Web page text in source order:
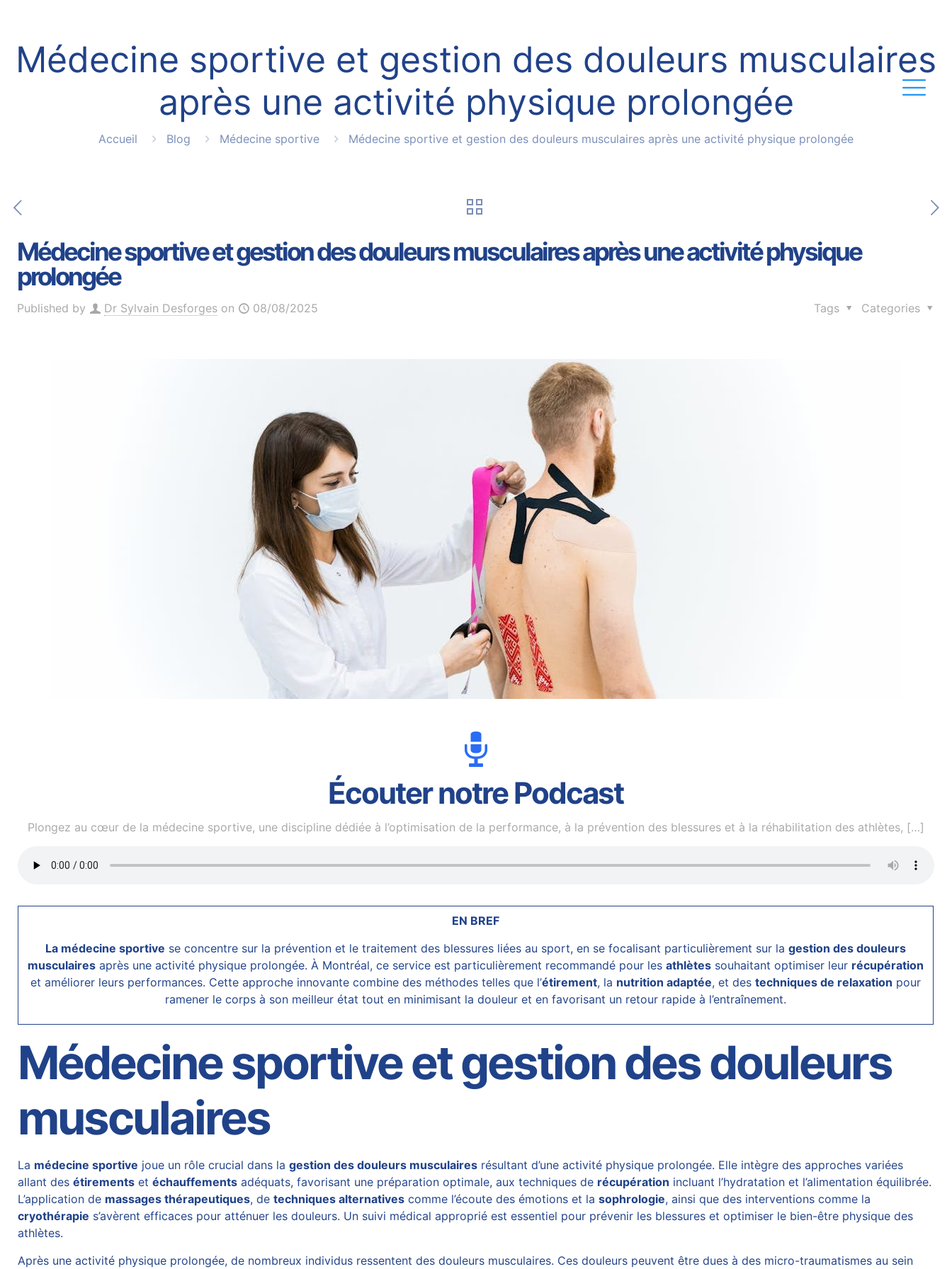
Médecine sportive et gestion des douleurs musculaires
après une activité physique prolongée
Accueil Blog Médecine sportive Médecine sportive et gestion des douleurs musculaires après une activité physique prolongée
Médecine sportive et gestion des douleurs musculaires après une activité physique
prolongée
Published by Dr Sylvain Desforges on 08/08/2025 Categories
Tags
Écouter notre Podcast
Plongez au cœur de la médecine sportive, une discipline dédiée à l’optimisation de la performance, à la prévention des blessures et à la réhabilitation des athlètes, […]
EN BREF
La médecine sportive se concentre sur la prévention et le traitement des blessures liées au sport, en se focalisant particulièrement sur lagestion des douleurs
musculaires après une activité physique prolongée. À Montréal, ce service est particulièrement recommandé pour lesathlètes souhaitant optimiser leur récupération
et améliorer leurs performances. Cette approche innovante combine des méthodes telles que l’étirement, la nutrition adaptée, et destechniques de relaxation pour
ramener le corps à son meilleur état tout en minimisant la douleur et en favorisant un retour rapide à l’entraînement.
Médecine sportive et gestion des douleurs
musculaires
La médecine sportive joue un rôle crucial dans lagestion des douleurs musculaires résultant d’une activité physique prolongée. Elle intègre des approches variées
allant desétirements etéchauffements adéquats, favorisant une préparation optimale, aux techniques de récupération incluant l’hydratation et l’alimentation équilibrée.
L’application de massages thérapeutiques, detechniques alternatives comme l’écoute des émotions et lasophrologie, ainsi que des interventions comme la
cryothérapie s’avèrent efficaces pour atténuer les douleurs. Un suivi médical approprié est essentiel pour prévenir les blessures et optimiser le bien-être physique des
athlètes.
Après une activité physique prolongée, de nombreux individus ressentent des douleurs musculaires. Ces douleurs peuvent être dues à des micro-traumatismes au sein